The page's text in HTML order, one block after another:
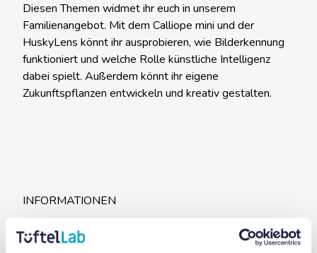
Diesen Themen widmet ihr euch in unserem
Familienangebot. Mit dem Calliope mini und der
HuskyLens könnt ihr ausprobieren, wie Bilderkennung
funktioniert und welche Rolle künstliche Intelligenz
dabei spielt. Außerdem könnt ihr eigene
Zukunftspflanzen entwickeln und kreativ gestalten.
INFORMATIONEN